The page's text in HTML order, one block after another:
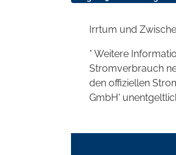
Irrtum und
* Weitere
Stromverbrauch
den offiziellen
GmbH'